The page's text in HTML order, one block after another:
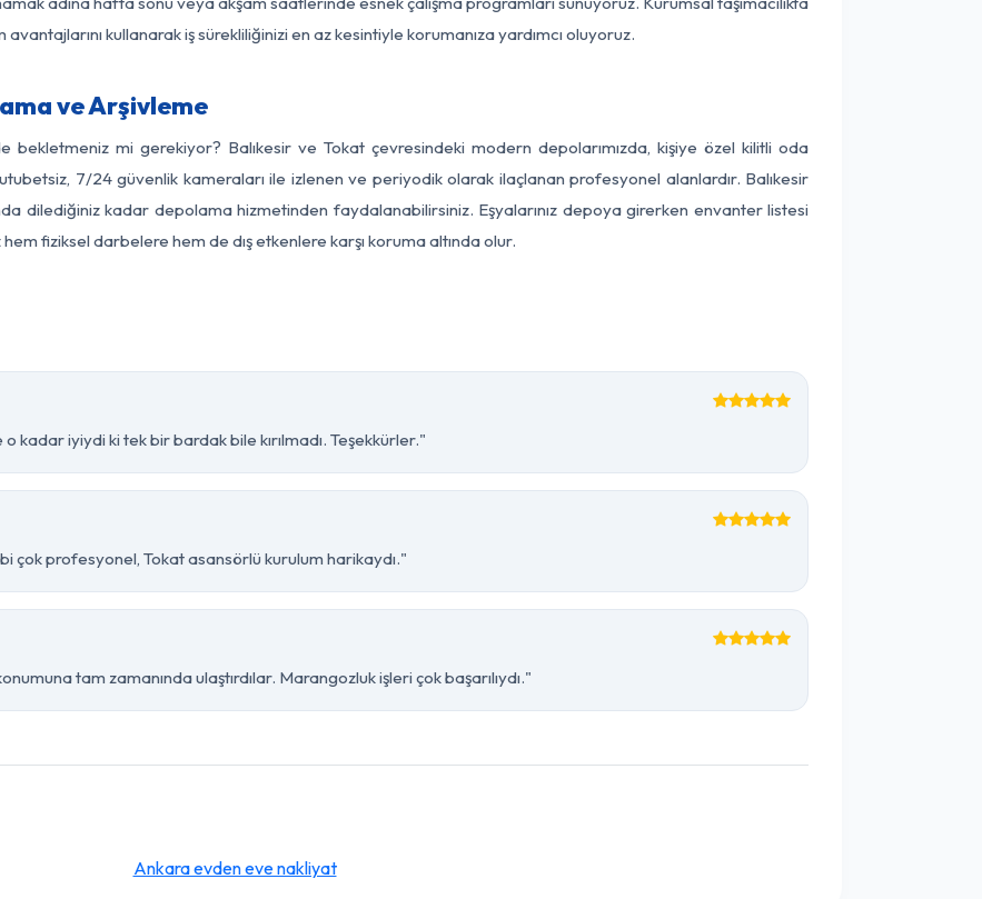
kullanarak iş sürekliliğinizi en az kesintiyle korumanıza yardımcı oluyoruz.
ve Arşivleme
bekletmeniz mi gerekiyor? Balıkesir ve Tokat çevresindeki modern depolarımızda, kişiye özel kilitli oda
7/24 güvenlik kameraları ile izlenen ve periyodik olarak ilaçlanan profesyonel alanlardır. Balıkesir
dilediğiniz kadar depolama hizmetinden faydalanabilirsiniz. Eşyalarınız depoya girerken envanter listesi
fiziksel darbelere hem de dış etkenlere karşı koruma altında olur.
kadar iyiydi ki tek bir bardak bile kırılmadı. Teşekkürler."
çok profesyonel, Tokat asansörlü kurulum harikaydı."
tam zamanında ulaştırdılar. Marangozluk işleri çok başarılıydı."
Ankara evden eve nakliyat